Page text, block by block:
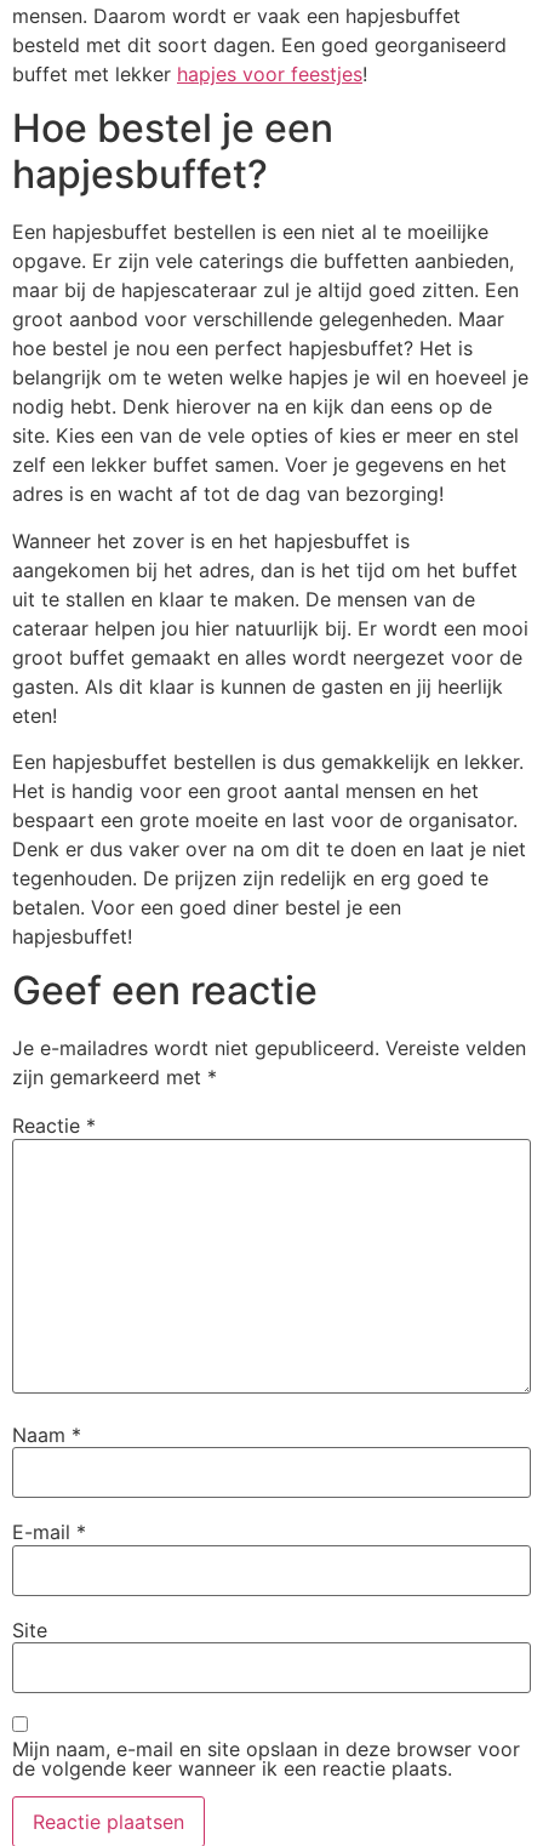
mensen. Daarom wordt er vaak een hapjesbuffet
besteld met dit soort dagen. Een goed georganiseerd
buffet met lekker hapjes voor feestjes!
Hoe bestel je een
hapjesbuffet?
Een hapjesbuffet bestellen is een niet al te moeilijke
opgave. Er zijn vele caterings die buffetten aanbieden,
maar bij de hapjescateraar zul je altijd goed zitten. Een
groot aanbod voor verschillende gelegenheden. Maar
hoe bestel je nou een perfect hapjesbuffet? Het is
belangrijk om te weten welke hapjes je wil en hoeveel je
nodig hebt. Denk hierover na en kijk dan eens op de
site. Kies een van de vele opties of kies er meer en stel
zelf een lekker buffet samen. Voer je gegevens en het
adres is en wacht af tot de dag van bezorging!
Wanneer het zover is en het hapjesbuffet is
aangekomen bij het adres, dan is het tijd om het buffet
uit te stallen en klaar te maken. De mensen van de
cateraar helpen jou hier natuurlijk bij. Er wordt een mooi
groot buffet gemaakt en alles wordt neergezet voor de
gasten. Als dit klaar is kunnen de gasten en jij heerlijk
eten!
Een hapjesbuffet bestellen is dus gemakkelijk en lekker.
Het is handig voor een groot aantal mensen en het
bespaart een grote moeite en last voor de organisator.
Denk er dus vaker over na om dit te doen en laat je niet
tegenhouden. De prijzen zijn redelijk en erg goed te
betalen. Voor een goed diner bestel je een
hapjesbuffet!
Geef een reactie
Je e-mailadres wordt niet gepubliceerd. Vereiste velden
zijn gemarkeerd met *
Reactie *
Naam *
E-mail *
Site
Mijn naam, e-mail en site opslaan in deze browser voor
de volgende keer wanneer ik een reactie plaats.